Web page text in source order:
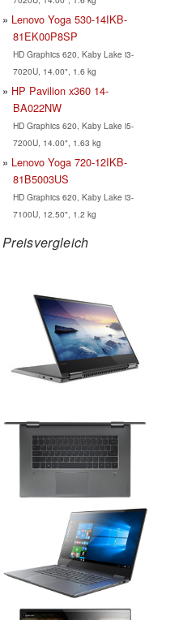
Lenovo Yoga 530-14IKB-
81EK00P8SP
HD Graphics 620, Kaby Lake i3-
7020U, 14.00", 1.6 kg
HP Pavilion x360 14-
BA022NW
HD Graphics 620, Kaby Lake i5-
7200U, 14.00", 1.63 kg
Lenovo Yoga 720-12IKB-
81B5003US
HD Graphics 620, Kaby Lake i3-
7100U, 12.50", 1.2 kg
Preisvergleich